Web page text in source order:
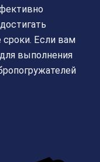
сроки. Если вам
выполнения